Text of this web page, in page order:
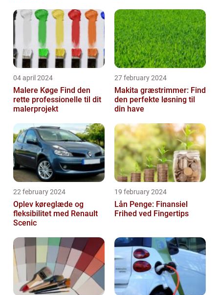
04 april 2024
Malere Køge Find den
rette professionelle til dit
malerprojekt
27 february 2024
Makita græstrimmer: Find
den perfekte løsning til
din have
22 february 2024
Oplev køreglæde og
fleksibilitet med Renault
Scenic
19 february 2024
Lån Penge: Finansiel
Frihed ved Fingertips